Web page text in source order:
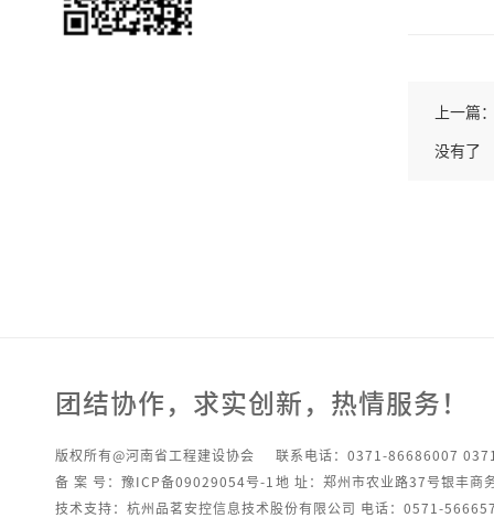
上一篇
没有了
团结协作，求实创新，热情服务！
版权所有@河南省工程建设协会
联系电话：0371-86686007
备 案 号：豫ICP备09029054号-1 地 址：郑州市农业路37号银丰商
技术支持：杭州品茗安控信息技术股份有限公司 电话：0571-